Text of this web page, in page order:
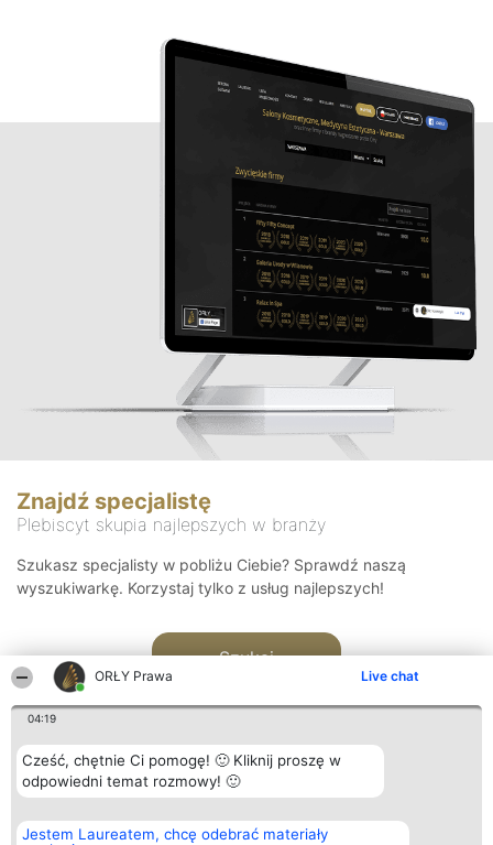
ORŁY Prawa Live chat
04:19
Cześć, chętnie Ci pomogę! 🙂 Kliknij proszę w
odpowiedni temat rozmowy! 🙂
Jestem Laureatem, chcę odebrać materiały
Znajdź specjalistę
Plebiscyt skupia najlepszych w branży
Szukasz specjalisty w pobliżu Ciebie? Sprawdź naszą
wyszukiwarkę. Korzystaj tylko z usług najlepszych!
Szukaj
Organizator plebiscytu
Bright Side Solutions sp. z o.
Plebiscyt
Laureaci
Kontakt
Kontakt